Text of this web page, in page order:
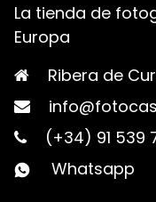
La tienda de
Europa
Ribera de
(+34) 91 539
Whatsapp